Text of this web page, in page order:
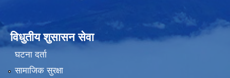
विधुतीय शुसासन सेवा
घटना दर्ता
सामाजिक सुरक्षा